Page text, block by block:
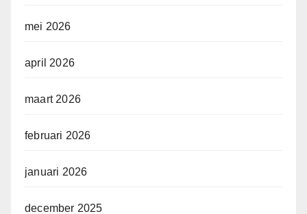
mei 2026
april 2026
maart 2026
februari 2026
januari 2026
december 2025